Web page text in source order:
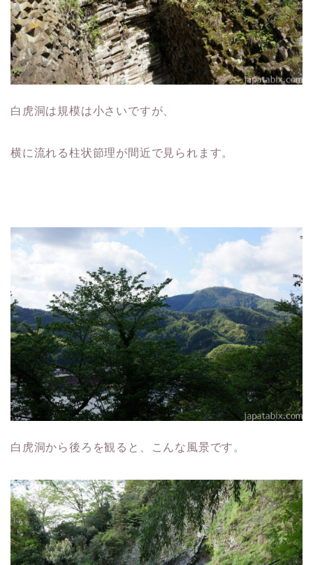
白虎洞は規模は小さいですが、
横に流れる柱状節理が間近で見られます。
白虎洞から後ろを観ると、こんな風景です。